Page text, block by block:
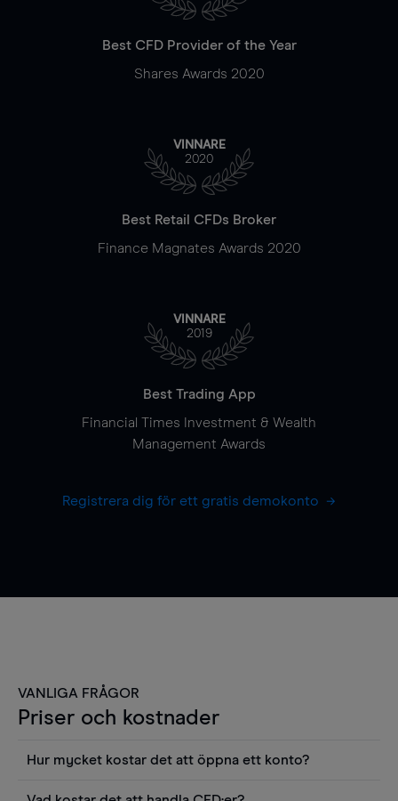
Best CFD Provider of the Year
Shares Awards 2020
VINNARE
2020
Best Retail CFDs Broker
Finance Magnates Awards 2020
VINNARE
2019
Best Trading App
Financial Times Investment & Wealth
Management Awards
Registrera dig för ett gratis demokonto
VANLIGA FRÅGOR
Priser och kostnader
Hur mycket kostar det att öppna ett konto?